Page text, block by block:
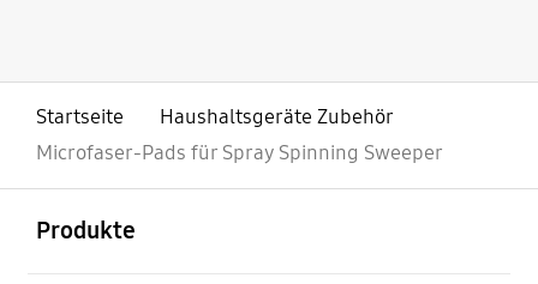
Startseite
Haushaltsgeräte Zubehör
Microfaser-Pads für Spray Spinning Sweeper
Produkte